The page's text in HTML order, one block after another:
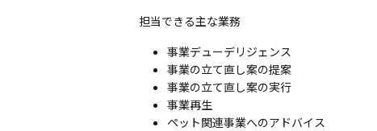
担当できる主な業務
事業デューデリジェンス
事業の立て直し案の提案
事業の立て直し案の実行
事業再生
ペット関連事業へのアドバイス